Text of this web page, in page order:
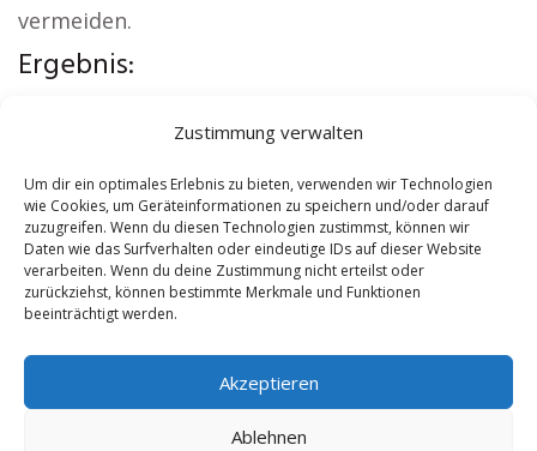
Zustimmung verwalten
Um dir ein optimales Erlebnis zu bieten, verwenden wir Technologien
wie Cookies, um Geräteinformationen zu speichern und/oder darauf
zuzugreifen. Wenn du diesen Technologien zustimmst, können wir
Daten wie das Surfverhalten oder eindeutige IDs auf dieser Website
verarbeiten. Wenn du deine Zustimmung nicht erteilst oder
zurückziehst, können bestimmte Merkmale und Funktionen
beeinträchtigt werden.
Akzeptieren
Ablehnen
vermeiden.
Ergebnis:
Kirche Lahnstein|Autovermietung Lahnstein
Versicherung Lahnstein|Hauskauf Lahnstein
Hundeschule Lahnstein
Contents [show]
No tags for this post.